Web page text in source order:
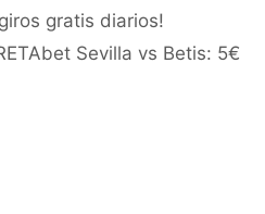
gratis diarios!
Sevilla vs Betis: 5€